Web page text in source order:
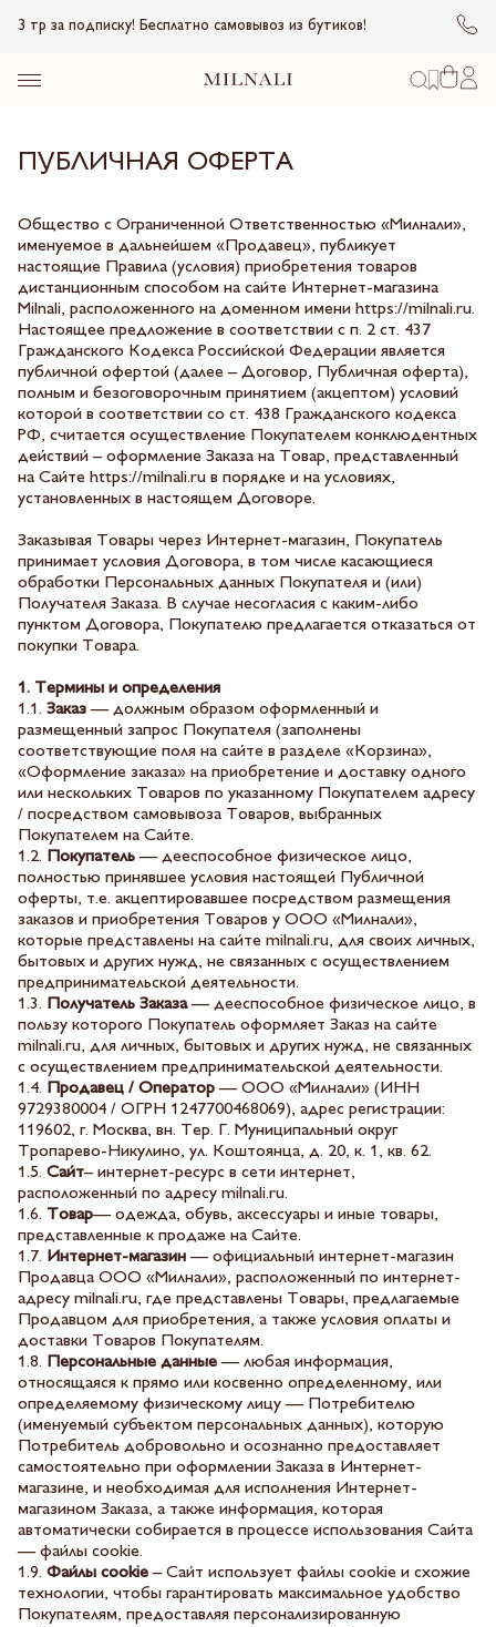
3 тр за подписку! Бесплатно самовывоз из бутиков!
ПУБЛИЧНАЯ ОФЕРТА
Общество с Ограниченной Ответственностью «Милнали»,
именуемое в дальнейшем «Продавец», публикует
настоящие Правила (условия) приобретения товаров
дистанционным способом на сайте Интернет-магазина
Milnali, расположенного на доменном имени https://milnali.ru.
Настоящее предложение в соответствии с п. 2 ст. 437
Гражданского Кодекса Российской Федерации является
публичной офертой (далее – Договор, Публичная оферта),
полным и безоговорочным принятием (акцептом) условий
которой в соответствии со ст. 438 Гражданского кодекса
РФ, считается осуществление Покупателем конклюдентных
действий – оформление Заказа на Товар, представленный
на Сайте https://milnali.ru в порядке и на условиях,
установленных в настоящем Договоре.
Заказывая Товары через Интернет-магазин, Покупатель
принимает условия Договора, в том числе касающиеся
обработки Персональных данных Покупателя и (или)
Получателя Заказа. В случае несогласия с каким-либо
пунктом Договора, Покупателю предлагается отказаться от
покупки Товара.
1. Термины и определения
1.1. Заказ — должным образом оформленный и
размещенный запрос Покупателя (заполнены
соответствующие поля на сайте в разделе «Корзина»,
«Оформление заказа» на приобретение и доставку одного
или нескольких Товаров по указанному Покупателем адресу
/ посредством самовывоза Товаров, выбранных
Покупателем на Сайте.
1.2. Покупатель — дееспособное физическое лицо,
полностью принявшее условия настоящей Публичной
оферты, т.е. акцептировавшее посредством размещения
заказов и приобретения Товаров у ООО «Милнали»,
которые представлены на сайте milnali.ru, для своих личных,
бытовых и других нужд, не связанных с осуществлением
предпринимательской деятельности.
1.3. Получатель Заказа— дееспособное физическое лицо, в
пользу которого Покупатель оформляет Заказ на сайте
milnali.ru, для личных, бытовых и других нужд, не связанных
с осуществлением предпринимательской деятельности.
1.4. Продавец / Оператор — ООО «Милнали» (ИНН
9729380004 / ОГРН 1247700468069), адрес регистрации:
119602, г. Москва, вн. Тер. Г. Муниципальный округ
Тропарево-Никулино, ул. Коштоянца, д. 20, к. 1, кв. 62.
1.5. Сайт– интернет-ресурс в сети интернет,
расположенный по адресу milnali.ru.
1.6. Товар— одежда, обувь, аксессуары и иные товары,
представленные к продаже на Сайте.
1.7. Интернет-магазин — официальный интернет-магазин
Продавца ООО «Милнали», расположенный по интернет-
адресу milnali.ru, где представлены Товары, предлагаемые
Продавцом для приобретения, а также условия оплаты и
доставки Товаров Покупателям.
1.8. Персональные данные — любая информация,
относящаяся к прямо или косвенно определенному, или
определяемому физическому лицу — Потребителю
(именуемый субъектом персональных данных), которую
Потребитель добровольно и осознанно предоставляет
самостоятельно при оформлении Заказа в Интернет-
магазине, и необходимая для исполнения Интернет-
магазином Заказа, а также информация, которая
автоматически собирается в процессе использования Сайта
— файлы cookie.
1.9. Файлы cookie – Сайт использует файлы cookie и схожие
технологии, чтобы гарантировать максимальное удобство
Покупателям, предоставляя персонализированную